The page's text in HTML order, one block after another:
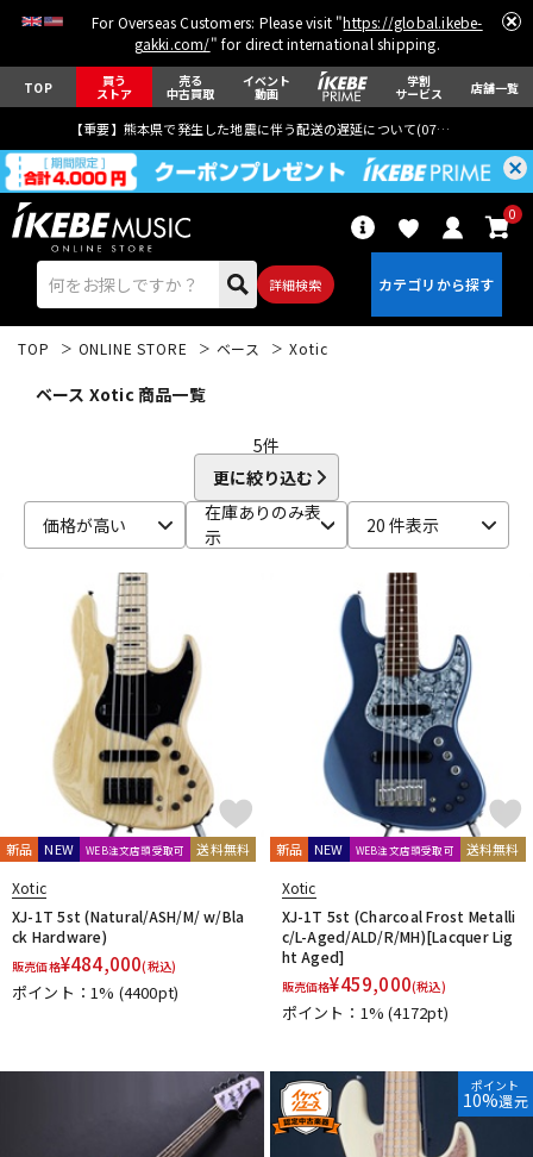
For Overseas Customers: Please visit "https://global.ikebe-
gakki.com/" for direct international shipping.
TOP 買う
ストア
売る
中古買取
イベント
動画
学割
サービス 店舗一覧
【重要】熊本県で発生した地震に伴う配送の遅延について(07月29日
詳細検索
0
ベース ウクレレ
ドラム パーカッション
キーボード 電子ピアノ
管楽器 その他楽器
アンプ エフェクター
DJ機器 DTM
DTM オンライン納品 レコーディング機器
TOP ONLINE STORE ベース Xotic
ベース Xotic 商品一覧
5件
更に絞り込む
価格が高い
在庫ありのみ表
示
20 件表示
新品 NEW WEB注文店頭受取可 送料無料
Xotic
XJ-1T 5st (Natural/ASH/M/ w/Bla
ck Hardware)
販売価格¥484,000(税込)
ポイント：1% (4400pt)
新品 NEW WEB注文店頭受取可 送料無料
Xotic
XJ-1T 5st (Charcoal Frost Metalli
c/L-Aged/ALD/R/MH)[Lacquer Lig
ht Aged]
販売価格¥459,000(税込)
ポイント：1%(4172pt)
ポイント
10%還元